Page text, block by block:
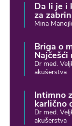
Da li je i
za
Mina
Briga o
Najčešći
Dr med.
akušerstva
Intimno
karlično
Dr med.
akušerstva